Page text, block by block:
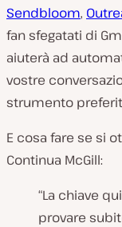
Sendbloom,
fan sfegatati di
aiuterà ad
vostre
strumento
E cosa fare se si
Continua McGill:
“La chiave
provare